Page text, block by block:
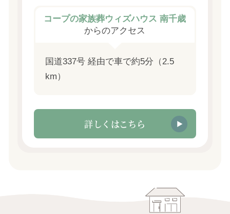
コープの家族葬ウィズハウス 南千歳
からのアクセス
国道337号 経由で車で約5分（2.5
km）
詳しくはこちら